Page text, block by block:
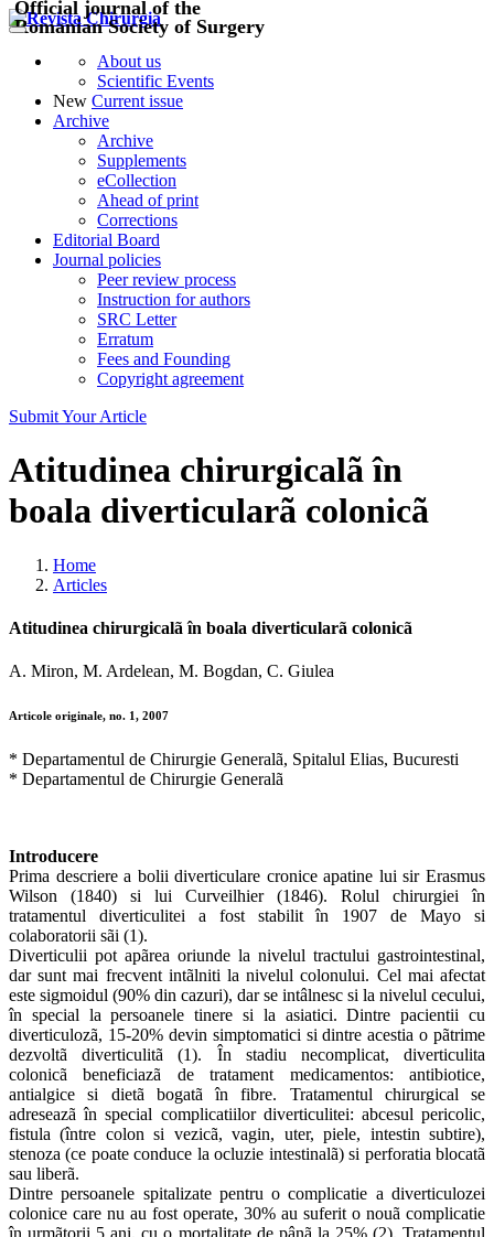
Official journal of the
Romanian Society of Surgery
About us
Scientific Events
New Current issue
Archive
Archive
Supplements
eCollection
Ahead of print
Corrections
Editorial Board
Journal policies
Peer review process
Instruction for authors
SRC Letter
Erratum
Fees and Founding
Copyright agreement
Submit Your Article
Atitudinea chirurgicalã în
boala diverticularã colonicã
Home
Articles
Atitudinea chirurgicalã în boala diverticularã colonicã
A. Miron, M. Ardelean, M. Bogdan, C. Giulea
Articole originale, no. 1, 2007
* Departamentul de Chirurgie Generalã, Spitalul Elias, Bucuresti
* Departamentul de Chirurgie Generalã
Introducere
Prima descriere a bolii diverticulare cronice apatine lui sir Erasmus
Wilson (1840) si lui Curveilhier (1846). Rolul chirurgiei în
tratamentul diverticulitei a fost stabilit în 1907 de Mayo si
colaboratorii sãi (1).
Diverticulii pot apãrea oriunde la nivelul tractului gastrointestinal,
dar sunt mai frecvent intãlniti la nivelul colonului. Cel mai afectat
este sigmoidul (90% din cazuri), dar se intâlnesc si la nivelul cecului,
în special la persoanele tinere si la asiatici. Dintre pacientii cu
diverticulozã, 15-20% devin simptomatici si dintre acestia o pãtrime
dezvoltã diverticulitã (1). În stadiu necomplicat, diverticulita
colonicã beneficiazã de tratament medicamentos: antibiotice,
antialgice si dietã bogatã în fibre. Tratamentul chirurgical se
adreseazã în special complicatiilor diverticulitei: abcesul pericolic,
fistula (între colon si vezicã, vagin, uter, piele, intestin subtire),
stenoza (ce poate conduce la ocluzie intestinalã) si perforatia blocatã
sau liberã.
Dintre persoanele spitalizate pentru o complicatie a diverticulozei
colonice care nu au fost operate, 30% au suferit o nouã complicatie